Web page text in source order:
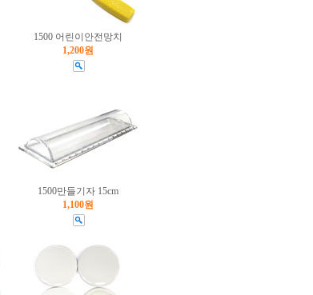
1500 어린이안전망치
1,200원
1500만들기자 15cm
1,100원